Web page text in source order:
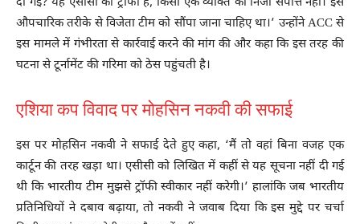
औपचारिक तरीके से विजेता टीम को सौंपा जाना चाहिए था।’ उन्होंने ACC से
इस मामले में गंभीरता से कार्रवाई करने की मांग की और कहा कि इस तरह की
घटना से टूर्नामेंट की गरिमा को ठेस पहुंचती है।
एशिया कप विवाद पर मोहसिन नकवी की सफाई
इस पर मोहसिन नकवी ने सफाई देते हुए कहा, ‘मैं तो वहां बिना वजह एक
कार्टून की तरह खड़ा था। एसीसी को लिखित में कहीं से यह सूचना नहीं दी गई
थी कि भारतीय टीम मुझसे ट्रॉफी स्वीकार नहीं करेगी।’ हालांकि जब भारतीय
प्रतिनिधियों ने दबाव बढ़ाया, तो नकवी ने जवाब दिया कि इस मुद्दे पर चर्चा